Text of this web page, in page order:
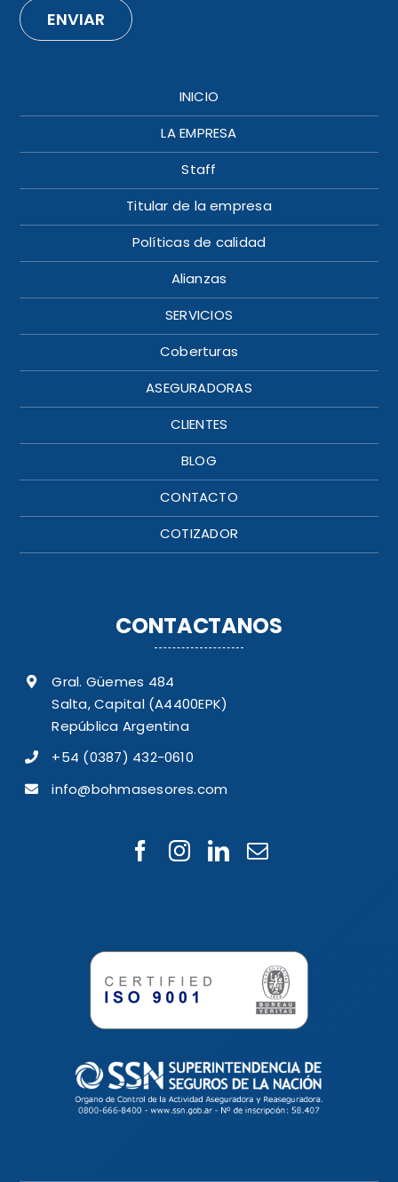
ENVIAR
INICIO
LA EMPRESA
Staff
Titular de la empresa
Políticas de calidad
Alianzas
SERVICIOS
Coberturas
ASEGURADORAS
CLIENTES
BLOG
CONTACTO
COTIZADOR
CONTACTANOS
Gral. Güemes 484
Salta, Capital (A4400EPK)
República Argentina
+54 (0387) 432-0610
info@bohmasesores.com